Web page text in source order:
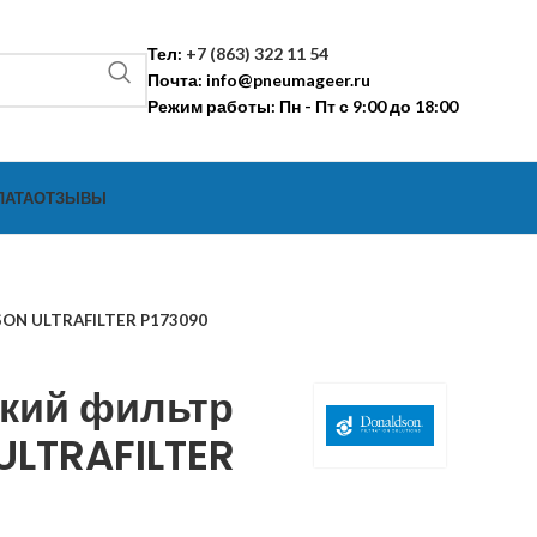
Тел: +7 (863) 322 11 54
Почта: info@pneumageer.ru
Режим работы: Пн - Пт с 9:00 до 18:00
ОТЗЫВЫ
ULTRAFILTER P173090
фильтр